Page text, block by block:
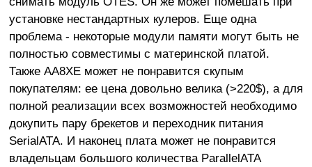
установке нестандартных кулеров. Еще одна
проблема - некоторые модули памяти могут быть не
полностью совместимы с материнской платой.
Также AA8XE может не понравится скупым
покупателям: ее цена довольно велика (>220$), а для
полной реализации всех возможностей необходимо
докупить пару брекетов и переходник питания
SerialATA. И наконец плата может не понравится
владельцам большого количества ParallelATA